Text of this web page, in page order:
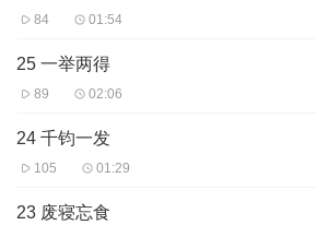
84 01:54
25 一举两得
89 02:06
24 千钧一发
105 01:29
23 废寝忘食